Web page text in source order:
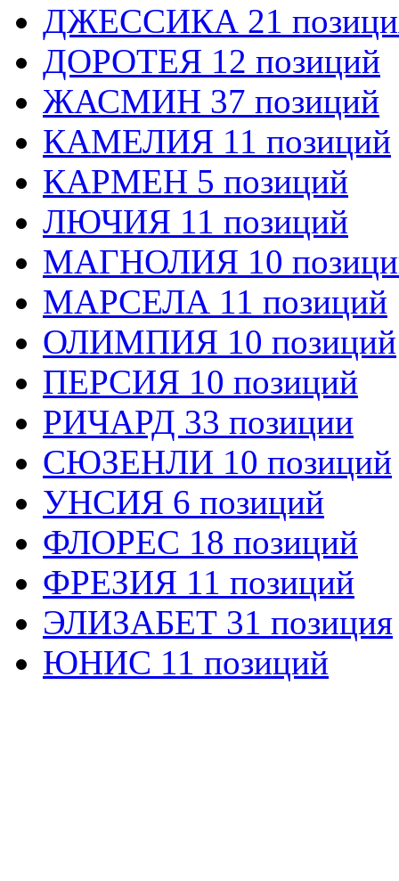
ДЖЕССИКА 21
ДОРОТЕЯ 12 позиций
ЖАСМИН 37 позиций
КАМЕЛИЯ 11 позиций
КАРМЕН 5 позиций
ЛЮЧИЯ 11 позиций
МАГНОЛИЯ 10
МАРСЕЛА 11 позиций
ОЛИМПИЯ 10 позиций
ПЕРСИЯ 10 позиций
РИЧАРД 33 позиции
СЮЗЕНЛИ 10 позиций
УНСИЯ 6 позиций
ФЛОРЕС 18 позиций
ФРЕЗИЯ 11 позиций
ЭЛИЗАБЕТ 31 позиция
ЮНИС 11 позиций